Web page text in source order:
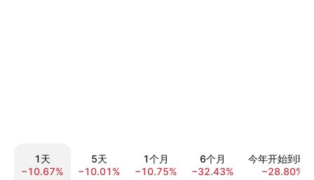
1天
−10.67%
5天
−10.01%
1个月
−10.75%
6个月
−32.43%
今年开始到现
−28.80%